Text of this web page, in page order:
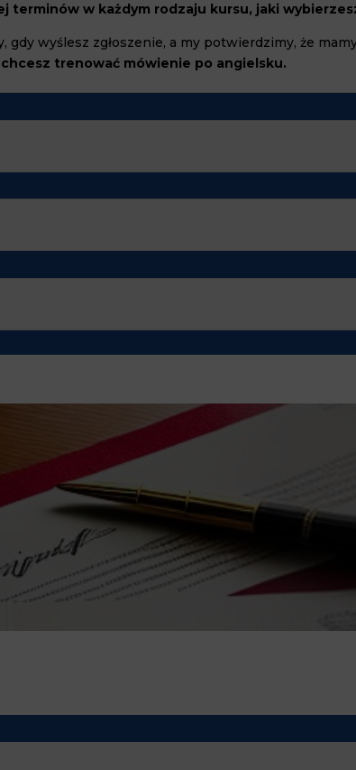
terminów w każdym rodzaju kursu, jaki
gdy wyślesz zgłoszenie, a my potwierdzimy, że
trenować mówienie po angielsku.